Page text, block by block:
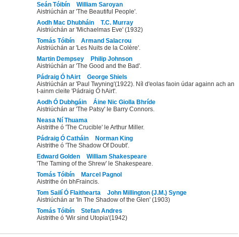
Seán Tóibín
William Saroyan
Aistriúchán ar 'The Beautiful People'.
Aodh Mac Dhubháin
T.C. Murray
Aistriúchán ar 'Michaelmas Eve' (1932)
Tomás Tóibín
Armand Salacrou
Aistriúchán ar 'Les Nuits de la Colère'.
Martin Dempsey
Philip Johnson
Aistriúchán ar 'The Good and the Bad'.
Pádraig Ó hAirt
George Shiels
Aistriúchán ar 'Paul Twyning'(1922). Níl d'eolas faoin údar againn ach an
t-ainm cleite 'Pádraig Ó hAirt'.
Aodh Ó Dubhgáin
Áine Nic Giolla Bhríde
Aistriúchán ar 'The Patsy' le Barry Connors.
Neasa Ní Thuama
Aistrithe ó 'The Crucible' le Arthur Miller.
Pádraig Ó Catháin
Norman King
Aistrithe ó 'The Shadow Of Doubt'.
Edward Golden
William Shakespeare
'The Taming of the Shrew' le Shakespeare.
Tomás Tóibín
Marcel Pagnol
Aistrithe ón bhFraincis.
Tom Sailí Ó Flaithearta
John Millington (J.M.) Synge
Aistriúchán ar 'In The Shadow of the Glen' (1903)
Tomás Tóibín
Stefan Andres
Aistrithe ó 'Wir sind Utopia'(1942)